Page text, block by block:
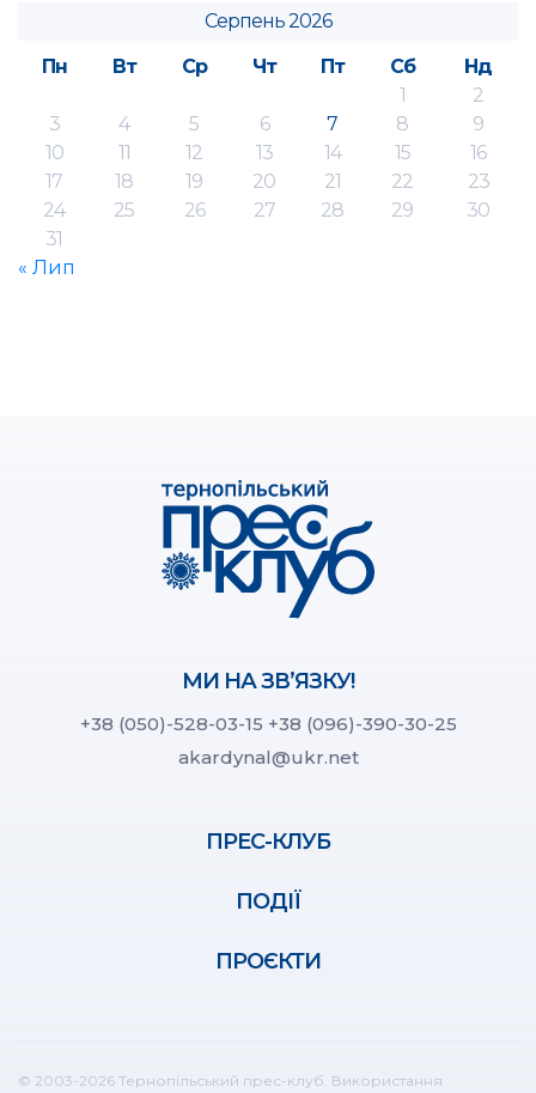
Серпень 2026
Пн
Вт Ср Чт Пт Сб
Нд
1
2
3
4 5 6 7 8
9
10
11 12 13 14 15
16
17
18 19 20 21 22
23
24
25 26 27 28 29
30
31
« Лип
МИ НА ЗВ’ЯЗКУ!
+38 (050)-528-03-15 +38 (096)-390-30-25
akardynal@ukr.net
ПРЕС-КЛУБ
ПОДІЇ
ПРОЄКТИ
© 2003-2026 Тернопільський прес-клуб. Використання